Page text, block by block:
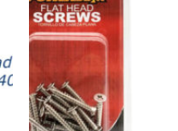
40074
SS
Flat
Head
Screws
3